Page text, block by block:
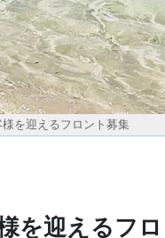
を迎えるフロント募集
を迎えるフ